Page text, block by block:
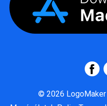
© 2026 LogoMaker